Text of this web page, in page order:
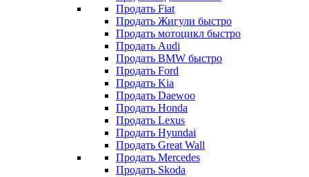
Продать Fiat
Продать Жигули быстро
Продать мотоцикл быстро
Продать Audi
Продать BMW быстро
Продать Ford
Продать Kia
Продать Daewoo
Продать Honda
Продать Lexus
Продать Hyundai
Продать Great Wall
Продать Mercedes
Продать Skoda